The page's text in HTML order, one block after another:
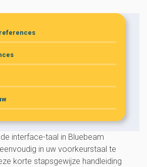
interface-taal in Bluebeam
in uw voorkeurstaal te
korte stapsgewijze handleiding